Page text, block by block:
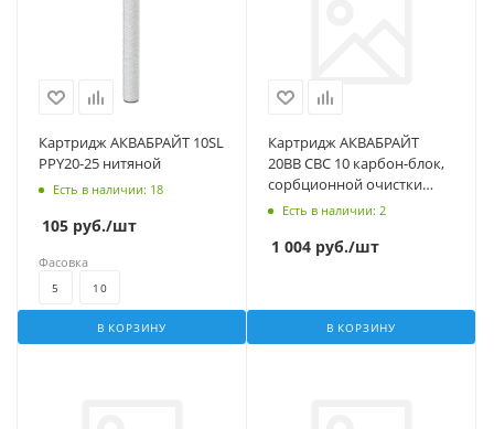
Картридж АКВАБРАЙТ 10SL
PPY20-25 нитяной
Есть в наличии: 18
105 руб./шт
В КОРЗИНУ
Фасовка
5 10
Картридж АКВАБРАЙТ
20ВВ СВС 10 карбон-блок,
сорбционной очистки
воды от хлора
Есть в наличии: 2
1 004 руб./шт
В КОРЗИНУ